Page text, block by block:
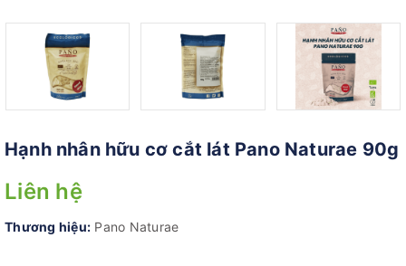
Hạnh nhân hữu cơ cắt lát Pano Naturae 90g
Liên hệ
Thương hiệu: Pano Naturae